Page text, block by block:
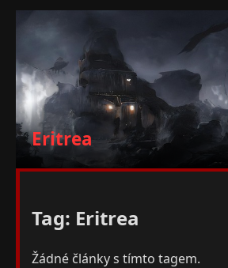
Eritrea
Tag: Eritrea
Žádné články s tímto tagem.